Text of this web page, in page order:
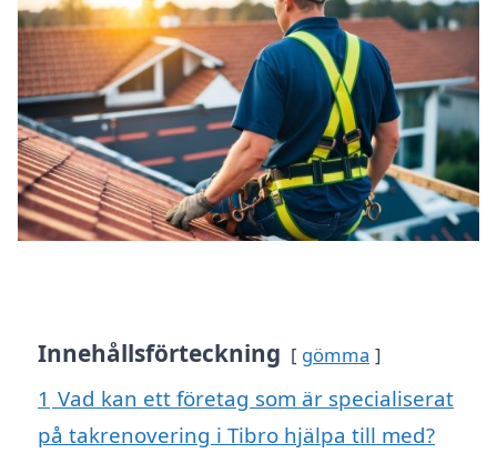
Innehållsförteckning gömma
1 Vad kan ett företag som är specialiserat
på takrenovering i Tibro hjälpa till med?